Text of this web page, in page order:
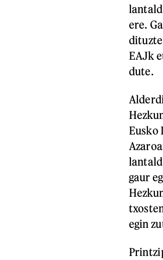
ere.
EAJk
dute.
Eusko
gaur
egin